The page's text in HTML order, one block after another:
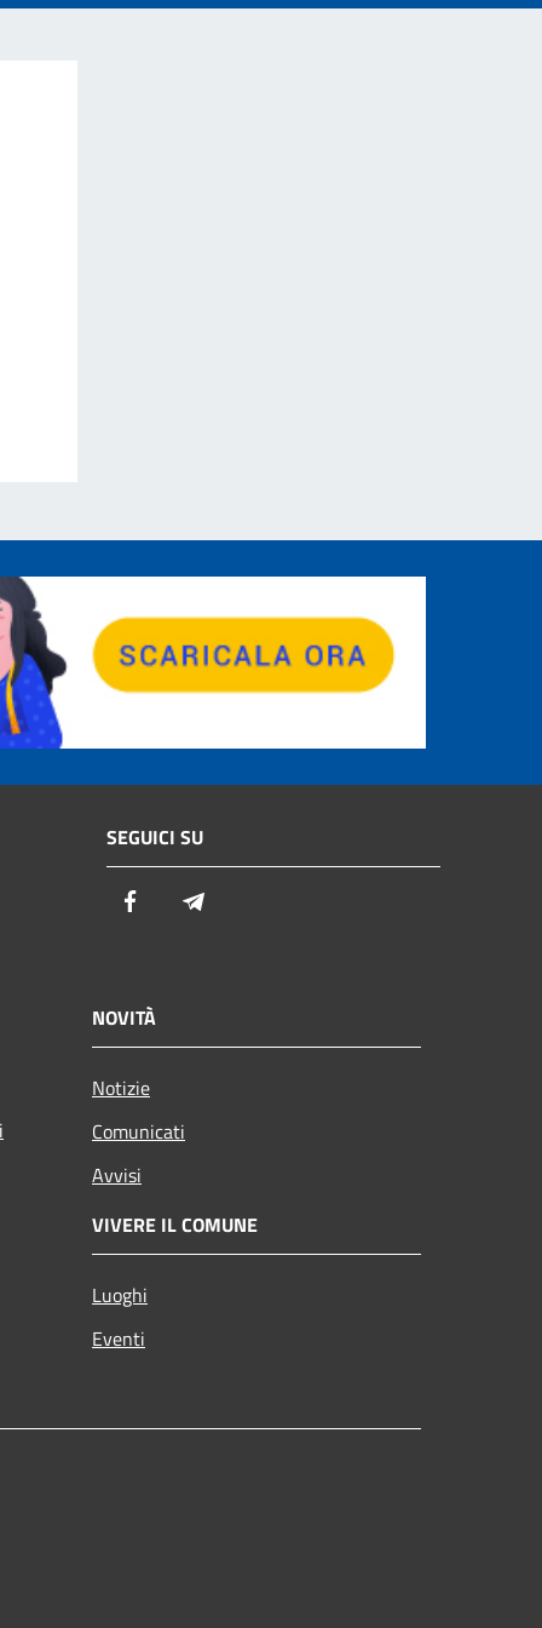
SEGUICI SU
Facebook
NOVITÀ
Notizie
Comunicati
Avvisi
VIVERE IL COMUNE
Luoghi
Eventi